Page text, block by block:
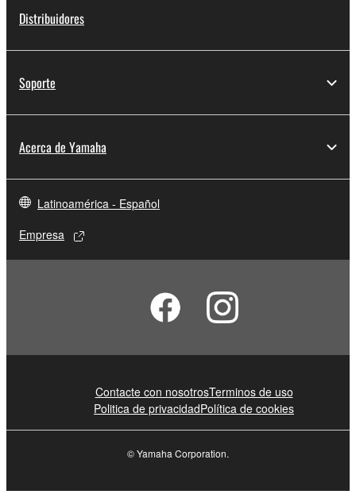
Distribuidores
Soporte
Acerca de Yamaha
Latinoamérica - Español
Empresa
Contacte con nosotrosTerminos de uso
Politica de privacidadPolítica de cookies
© Yamaha Corporation.